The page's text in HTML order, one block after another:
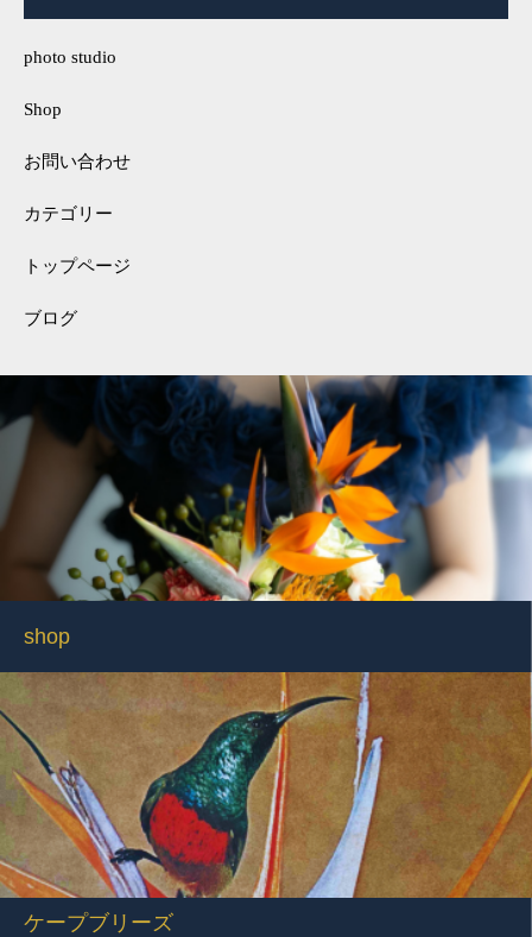
photo studio
Shop
お問い合わせ
カテゴリー
トップページ
ブログ
shop
ケープブリーズ